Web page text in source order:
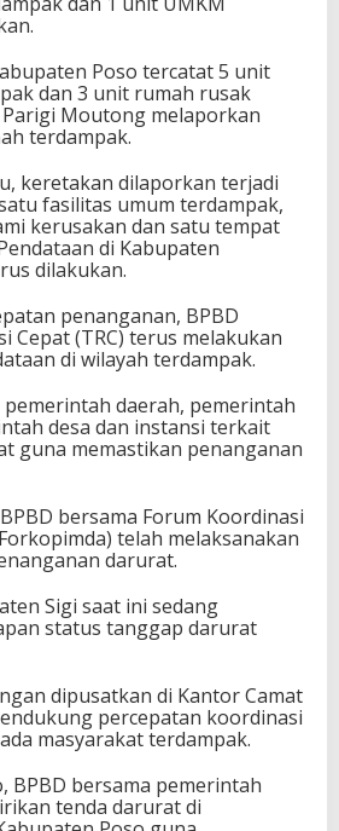
Poso tercatat 5 unit
dan 3 unit rumah rusak
Moutong melaporkan
terdampak.
keretakan dilaporkan terjadi
fasilitas umum terdampak,
kerusakan dan satu tempat
di Kabupaten
dilakukan.
penanganan, BPBD
Cepat (TRC) terus melakukan
di wilayah terdampak.
daerah, pemerintah
desa dan instansi terkait
guna memastikan penanganan
bersama Forum Koordinasi
telah melaksanakan
darurat.
Sigi saat ini sedang
status tanggap darurat
dipusatkan di Kantor Camat
percepatan koordinasi
masyarakat terdampak.
BPBD bersama pemerintah
tenda darurat di